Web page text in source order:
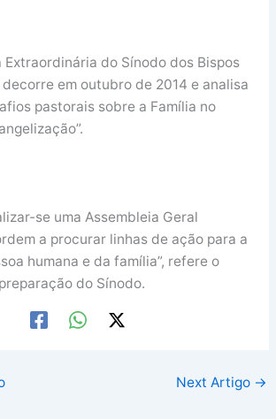
Extraordinária do Sínodo dos Bispos
em outubro de 2014 e analisa
pastorais sobre a Família no
se uma Assembleia Geral
a procurar linhas de ação para a
humana e da família”, refere o
do Sínodo.
Next Artigo →